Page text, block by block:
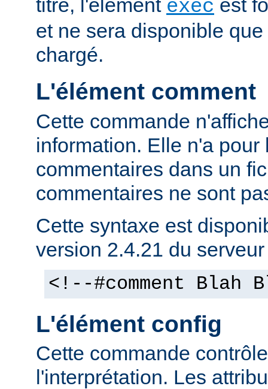
titre, l'élément exec est
et ne sera disponible
chargé.
L'élément comment
Cette commande
information. Elle n'a pour
commentaires dans un
commentaires ne sont
Cette syntaxe est
version 2.4.21 du
<!--#comment Blah
L'élément config
Cette commande
l'interprétation. Les